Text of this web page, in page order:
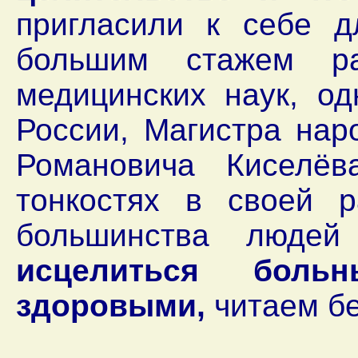
пригласили к себе
большим стажем
медицинских наук,
России, Магистра
Романовича
тонкостях в
большинства
исцелиться
здоровыми, читаем